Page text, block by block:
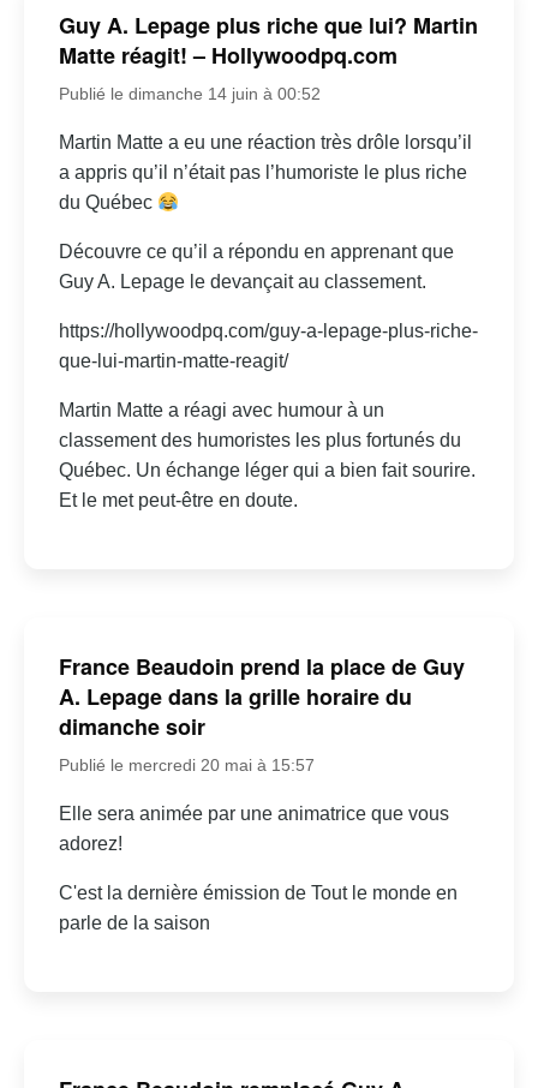
Guy A. Lepage plus riche que lui? Martin
Matte réagit! – Hollywoodpq.com
Publié le dimanche 14 juin à 00:52
Martin Matte a eu une réaction très drôle lorsqu’il
a appris qu’il n’était pas l’humoriste le plus riche
du Québec
Découvre ce qu’il a répondu en apprenant que
Guy A. Lepage le devançait au classement.
https://hollywoodpq.com/guy-a-lepage-plus-riche-
que-lui-martin-matte-reagit/
Martin Matte a réagi avec humour à un
classement des humoristes les plus fortunés du
Québec. Un échange léger qui a bien fait sourire.
Et le met peut-être en doute.
France Beaudoin prend la place de Guy
A. Lepage dans la grille horaire du
dimanche soir
Publié le mercredi 20 mai à 15:57
Elle sera animée par une animatrice que vous
adorez!
C'est la dernière émission de Tout le monde en
parle de la saison